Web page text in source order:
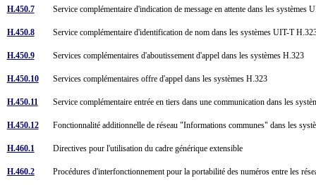
H.450.7 Service complémentaire d'indication de message en attente dans les
H.450.8 Service complémentaire d'identification de nom dans les systèmes UIT-T
H.450.9 Services complémentaires d'aboutissement d'appel dans les systèmes H.323
H.450.10 Services complémentaires offre d'appel dans les systèmes H.323
H.450.11 Service complémentaire entrée en tiers dans une communication dans les
H.450.12 Fonctionnalité additionnelle de réseau "Informations communes" dans les
H.460.1 Directives pour l'utilisation du cadre générique extensible
H.460.2 Procédures d'interfonctionnement pour la portabilité des numéros entre les